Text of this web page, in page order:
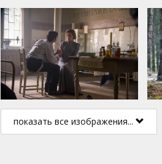
ему помогают прекрасные
премии "Оскар" Бен Кингсли
ролей не испугалась Кейт
незабываемой улыбкой,
"Перл Харбор".
Фильм на английском языке с
русском языках.
показать все изображения...